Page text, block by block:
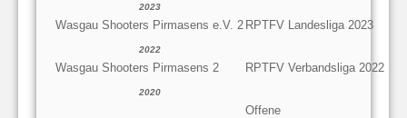
2023
Wasgau Shooters Pirmasens e.V. 2 RPTFV Landesliga 2023
2022
Wasgau Shooters Pirmasens 2 RPTFV Verbandsliga 2022
2020
Offene